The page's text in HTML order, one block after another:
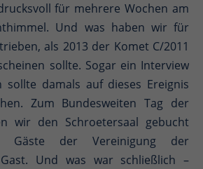
für mehrere Wochen am
Und was haben wir für
als 2013 der Komet C/2011
sollte. Sogar ein Interview
sollte damals auf dieses Ereignis
Zum Bundesweiten Tag der
wir den Schroetersaal gebucht
der Vereinigung der
Und was war schließlich –